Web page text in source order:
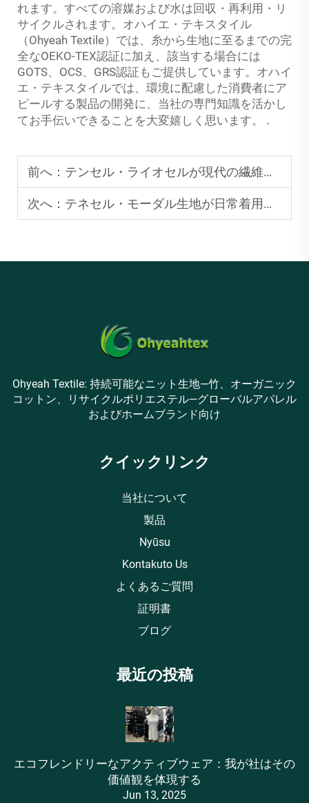
れます。すべての溶媒および水は回収・再利用・リ
サイクルされます。オハイエ・テキスタイル
（Ohyeah Textile）では、糸から生地に至るまでの完
全なOEKO-TEX認証に加え、該当する場合には
GOTS、OCS、GRS認証もご提供しています。オハイ
エ・テキスタイルでは、環境に配慮した消費者にア
ピールする製品の開発に、当社の専門知識を活かし
てお手伝いできることを大変嬉しく思います。 .
前へ： テンセル・ライオセルが現代の繊維応用における通気性をいかに向上させるか
次へ： テネセル・モーダル生地が日常着用のアパレルにおける柔らかさをいかに向上させるか
Ohyeah Textile: 持続可能なニット生地—竹、オーガニック
コットン、リサイクルポリエステル—グローバルアパレル
およびホームブランド向け
クイックリンク
当社について
製品
Nyūsu
Kontakuto Us
よくあるご質問
証明書
ブログ
最近の投稿
エコフレンドリーなアクティブウェア：我が社はその
価値観を体現する
Jun 13, 2025